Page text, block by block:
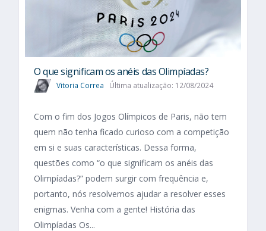
O que significam os anéis das Olimpíadas?
Vitoria Correa Última atualização: 12/08/2024
Com o fim dos Jogos Olímpicos de Paris, não tem
quem não tenha ficado curioso com a competição
em si e suas características. Dessa forma,
questões como “o que significam os anéis das
Olimpíadas?” podem surgir com frequência e,
portanto, nós resolvemos ajudar a resolver esses
enigmas. Venha com a gente! História das
Olimpíadas Os...